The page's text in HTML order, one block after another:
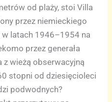
od plaży, stoi Villa
przez niemieckiego
w latach 1946–1954 na
przez generała
z wieżą obserwacyjną
stopni od dziesięcioleci
podwodnych?